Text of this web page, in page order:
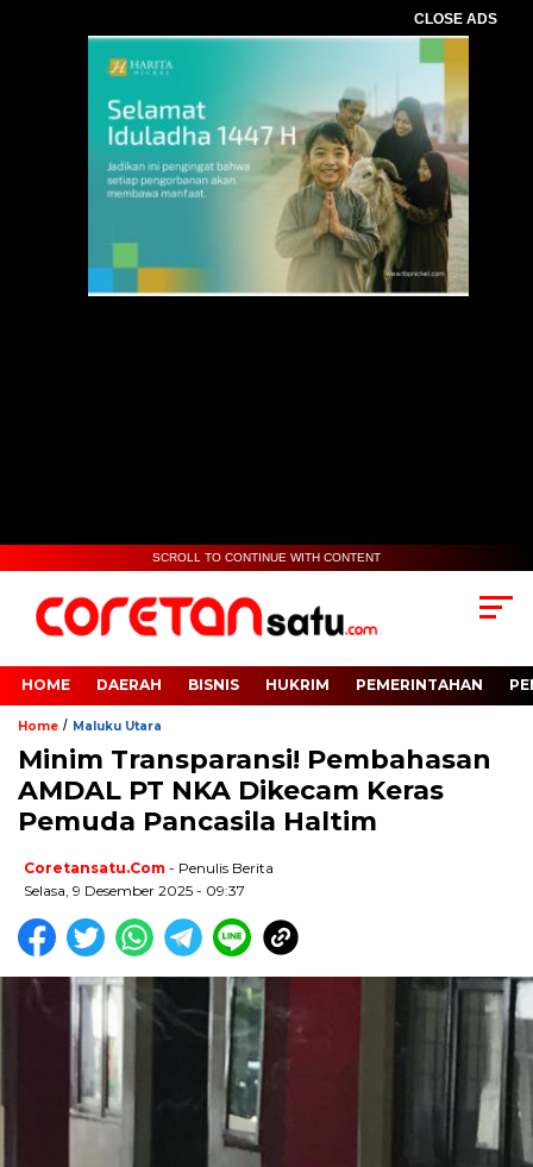
CLOSE ADS
SCROLL TO CONTINUE WITH CONTENT
HOME DAERAH BISNIS HUKRIM PEMERINTAHAN
Home / Maluku Utara
Minim Transparansi! Pembahasan
AMDAL PT NKA Dikecam Keras
Pemuda Pancasila Haltim
Coretansatu.com - Penulis Berita
Selasa, 9 Desember 2025 - 09:37